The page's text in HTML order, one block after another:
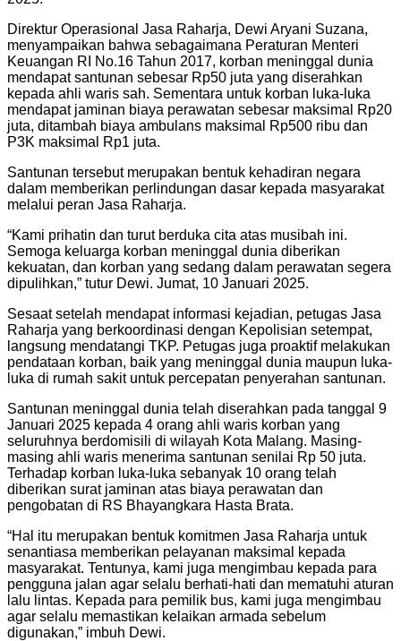
Direktur Operasional Jasa Raharja, Dewi Aryani Suzana,
menyampaikan bahwa sebagaimana Peraturan Menteri
Keuangan RI No.16 Tahun 2017, korban meninggal dunia
mendapat santunan sebesar Rp50 juta yang diserahkan
kepada ahli waris sah. Sementara untuk korban luka-luka
mendapat jaminan biaya perawatan sebesar maksimal Rp20
juta, ditambah biaya ambulans maksimal Rp500 ribu dan
P3K maksimal Rp1 juta.
Santunan tersebut merupakan bentuk kehadiran negara
dalam memberikan perlindungan dasar kepada masyarakat
melalui peran Jasa Raharja.
“Kami prihatin dan turut berduka cita atas musibah ini.
Semoga keluarga korban meninggal dunia diberikan
kekuatan, dan korban yang sedang dalam perawatan segera
dipulihkan,” tutur Dewi. Jumat, 10 Januari 2025.
Sesaat setelah mendapat informasi kejadian, petugas Jasa
Raharja yang berkoordinasi dengan Kepolisian setempat,
langsung mendatangi TKP. Petugas juga proaktif melakukan
pendataan korban, baik yang meninggal dunia maupun luka-
luka di rumah sakit untuk percepatan penyerahan santunan.
Santunan meninggal dunia telah diserahkan pada tanggal 9
Januari 2025 kepada 4 orang ahli waris korban yang
seluruhnya berdomisili di wilayah Kota Malang. Masing-
masing ahli waris menerima santunan senilai Rp 50 juta.
Terhadap korban luka-luka sebanyak 10 orang telah
diberikan surat jaminan atas biaya perawatan dan
pengobatan di RS Bhayangkara Hasta Brata.
“Hal itu merupakan bentuk komitmen Jasa Raharja untuk
senantiasa memberikan pelayanan maksimal kepada
masyarakat. Tentunya, kami juga mengimbau kepada para
pengguna jalan agar selalu berhati-hati dan mematuhi aturan
lalu lintas. Kepada para pemilik bus, kami juga mengimbau
agar selalu memastikan kelaikan armada sebelum
digunakan,” imbuh Dewi.